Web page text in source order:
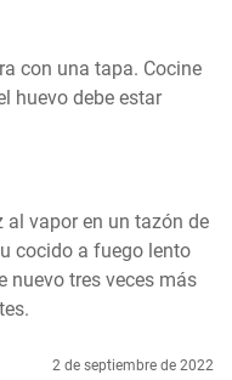
con una tapa. Cocine
huevo debe estar
vapor en un tazón de
cocido a fuego lento
nuevo tres veces más
2 de septiembre de 2022